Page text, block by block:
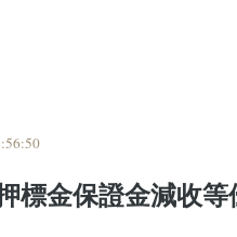
標金保證金減收等